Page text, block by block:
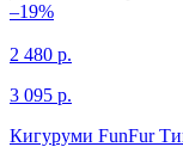
–19%
2 480 р.
3 095 р.
Кигуруми FunFur